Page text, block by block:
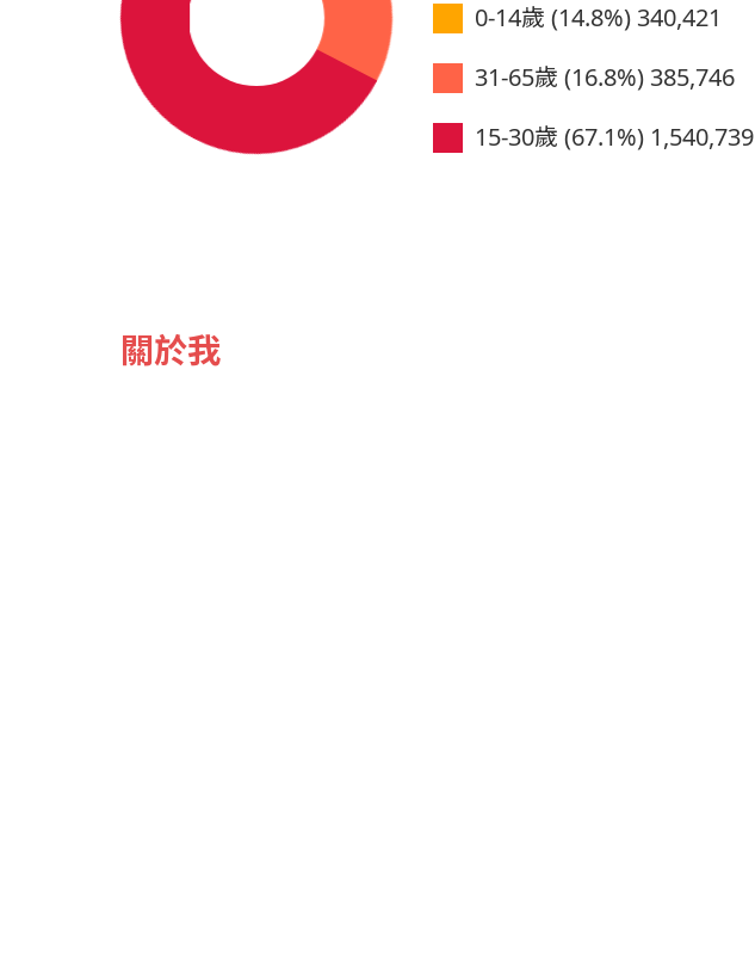
0-14歲 (14.8%) 340,421
31-65歲 (16.8%) 385,746
15-30歲 (67.1%) 1,540,739
關於我